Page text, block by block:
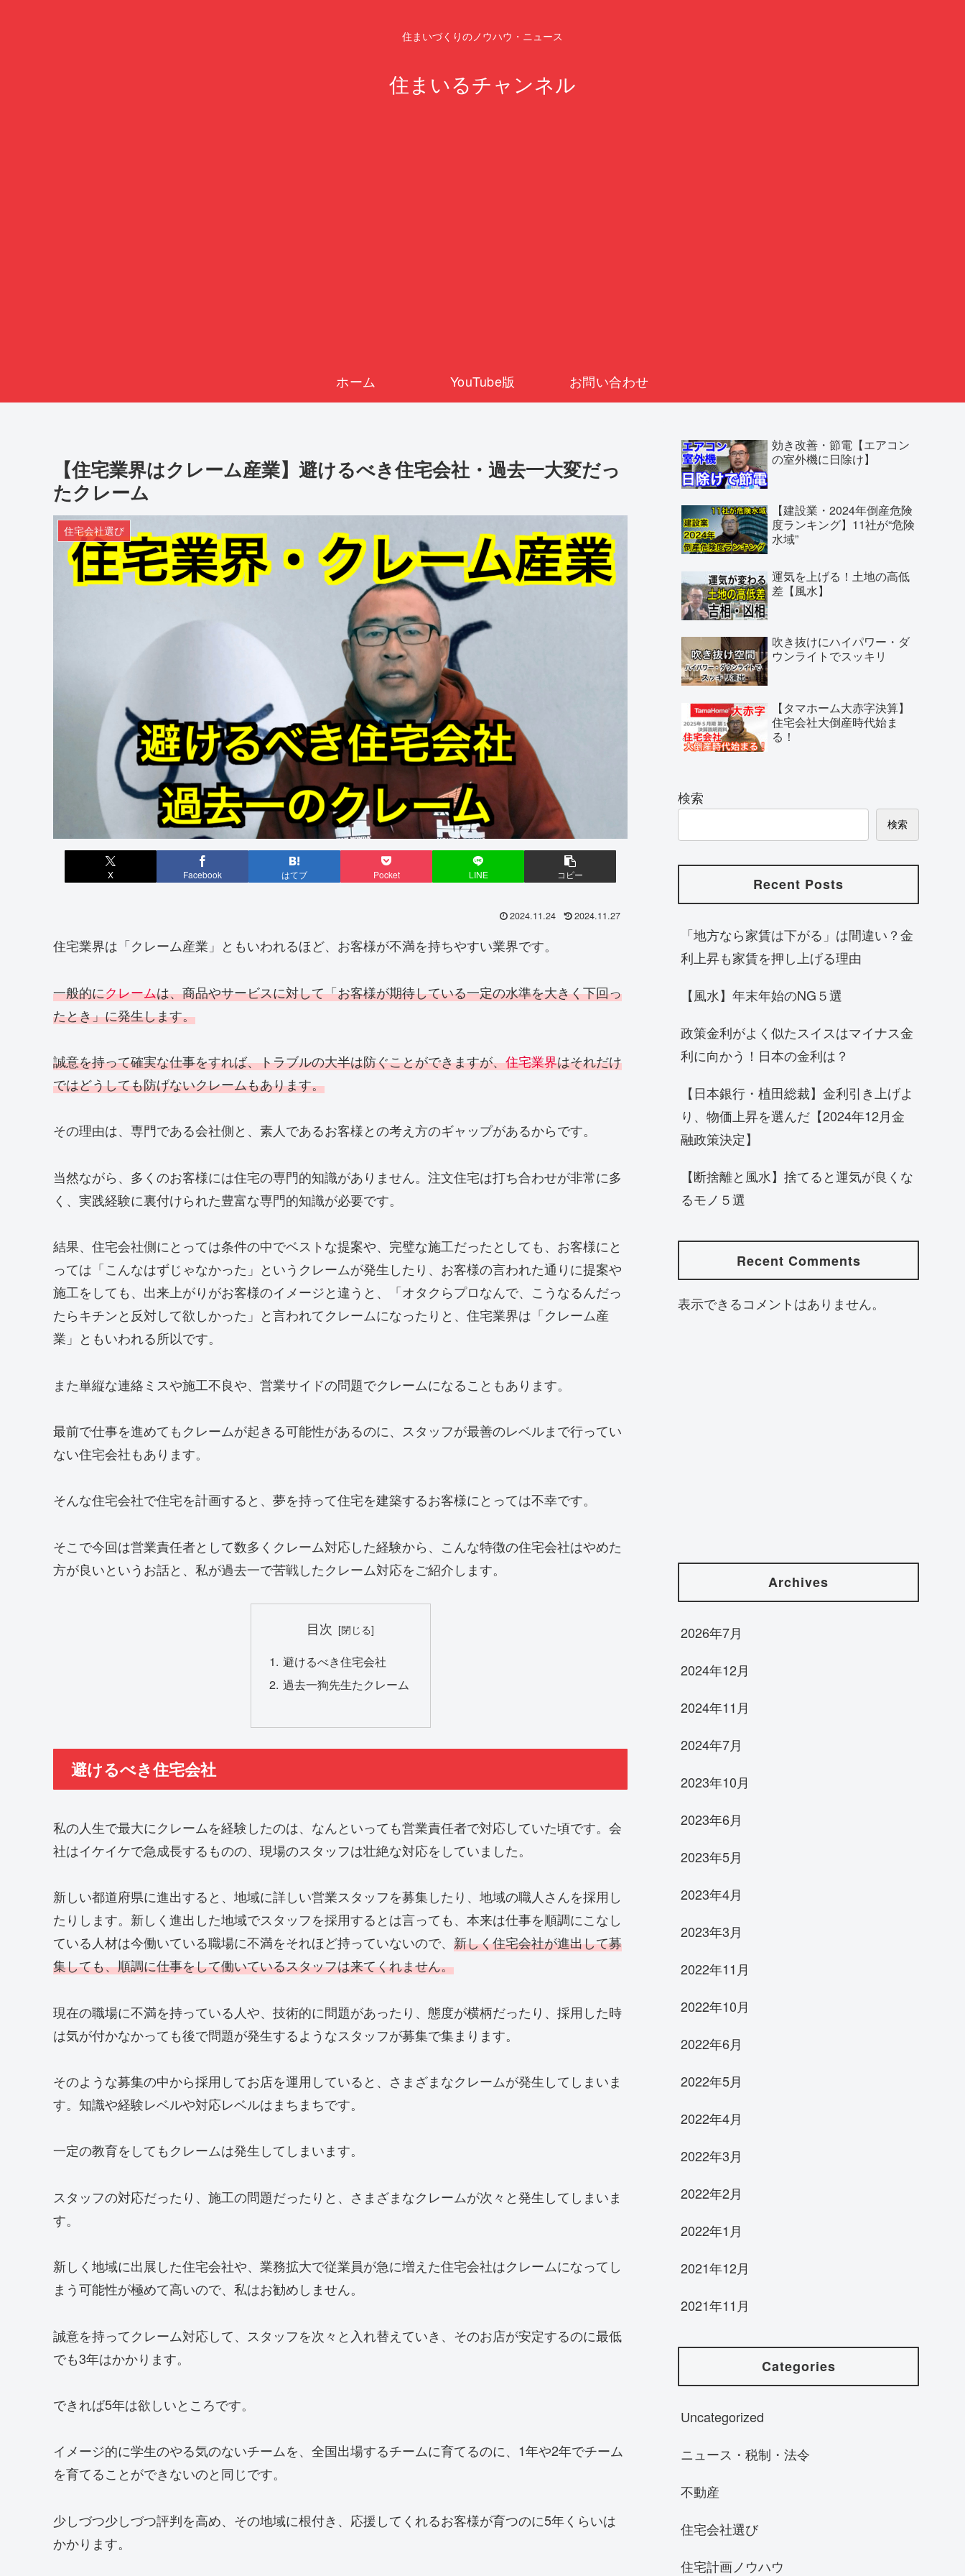
住まいづくりのノウハウ・ニュース
住まいるチャンネル
ホーム YouTube版 お問い合わせ
【住宅業界はクレーム産業】避けるべき住宅会社・過去一大変だっ
たクレーム
住宅会社選び
X Facebook はてブ Pocket LINE コピー
2024.11.24 2024.11.27
住宅業界は「クレーム産業」ともいわれるほど、お客様が不満を持ちやすい業界です。
一般的にクレームは、商品やサービスに対して「お客様が期待している一定の水準を大きく下回っ
たとき」に発生します。
誠意を持って確実な仕事をすれば、トラブルの大半は防ぐことができますが、住宅業界はそれだけ
ではどうしても防げないクレームもあります。
その理由は、専門である会社側と、素人であるお客様との考え方のギャップがあるからです。
当然ながら、多くのお客様には住宅の専門的知識がありません。注文住宅は打ち合わせが非常に多
く、実践経験に裏付けられた豊富な専門的知識が必要です。
結果、住宅会社側にとっては条件の中でベストな提案や、完璧な施工だったとしても、お客様にと
っては「こんなはずじゃなかった」というクレームが発生したり、お客様の言われた通りに提案や
施工をしても、出来上がりがお客様のイメージと違うと、「オタクらプロなんで、こうなるんだっ
たらキチンと反対して欲しかった」と言われてクレームになったりと、住宅業界は「クレーム産
業」ともいわれる所以です。
また単縦な連絡ミスや施工不良や、営業サイドの問題でクレームになることもあります。
最前で仕事を進めてもクレームが起きる可能性があるのに、スタッフが最善のレベルまで行ってい
ない住宅会社もあります。
そんな住宅会社で住宅を計画すると、夢を持って住宅を建築するお客様にとっては不幸です。
そこで今回は営業責任者として数多くクレーム対応した経験から、こんな特徴の住宅会社はやめた
方が良いというお話と、私が過去一で苦戦したクレーム対応をご紹介します。
目次
避けるべき住宅会社
過去一狗先生たクレーム
避けるべき住宅会社
私の人生で最大にクレームを経験したのは、なんといっても営業責任者で対応していた頃です。会
社はイケイケで急成長するものの、現場のスタッフは壮絶な対応をしていました。
新しい都道府県に進出すると、地域に詳しい営業スタッフを募集したり、地域の職人さんを採用し
たりします。新しく進出した地域でスタッフを採用するとは言っても、本来は仕事を順調にこなし
ている人材は今働いている職場に不満をそれほど持っていないので、 新しく住宅会社が進出して募
集しても、順調に仕事をして働いているスタッフは来てくれません。
現在の職場に不満を持っている人や、技術的に問題があったり、態度が横柄だったり、採用した時
は気が付かなかっても後で問題が発生するようなスタッフが募集で集まります。
そのような募集の中から採用してお店を運用していると、さまざまなクレームが発生してしまいま
す。知識や経験レベルや対応レベルはまちまちです。
一定の教育をしてもクレームは発生してしまいます。
スタッフの対応だったり、施工の問題だったりと、さまざまなクレームが次々と発生してしまいま
す。
新しく地域に出展した住宅会社や、業務拡大で従業員が急に増えた住宅会社はクレームになってし
まう可能性が極めて高いので、私はお勧めしません。
誠意を持ってクレーム対応して、スタッフを次々と入れ替えていき、そのお店が安定するのに最低
でも3年はかかります。
できれば5年は欲しいところです。
イメージ的に学生のやる気のないチームを、全国出場するチームに育てるのに、1年や2年でチーム
を育てることができないのと同じです。
少しづつ少しづつ評判を高め、その地域に根付き、応援してくれるお客様が育つのに5年くらいは
かかります。
効き改善・節電【エアコン
の室外機に日除け】
【建設業・2024年倒産危険
度ランキング】11社が“危険
水域”
運気を上げる！土地の高低
差【風水】
吹き抜けにハイパワー・ダ
ウンライトでスッキリ
【タマホーム大赤字決算】
住宅会社大倒産時代始ま
る！
検索
検索
Recent Posts
「地方なら家賃は下がる」は間違い？金
利上昇も家賃を押し上げる理由
【風水】年末年始のNG５選
政策金利がよく似たスイスはマイナス金
利に向かう！日本の金利は？
【日本銀行・植田総裁】金利引き上げよ
り、物価上昇を選んだ【2024年12月金
融政策決定】
【断捨離と風水】捨てると運気が良くな
るモノ５選
Recent Comments
表示できるコメントはありません。
Archives
2026年7月
2024年12月
2024年11月
2024年7月
2023年10月
2023年6月
2023年5月
2023年4月
2023年3月
2022年11月
2022年10月
2022年6月
2022年5月
2022年4月
2022年3月
2022年2月
2022年1月
2021年12月
2021年11月
Categories
Uncategorized
ニュース・税制・法令
不動産
住宅会社選び
住宅計画ノウハウ